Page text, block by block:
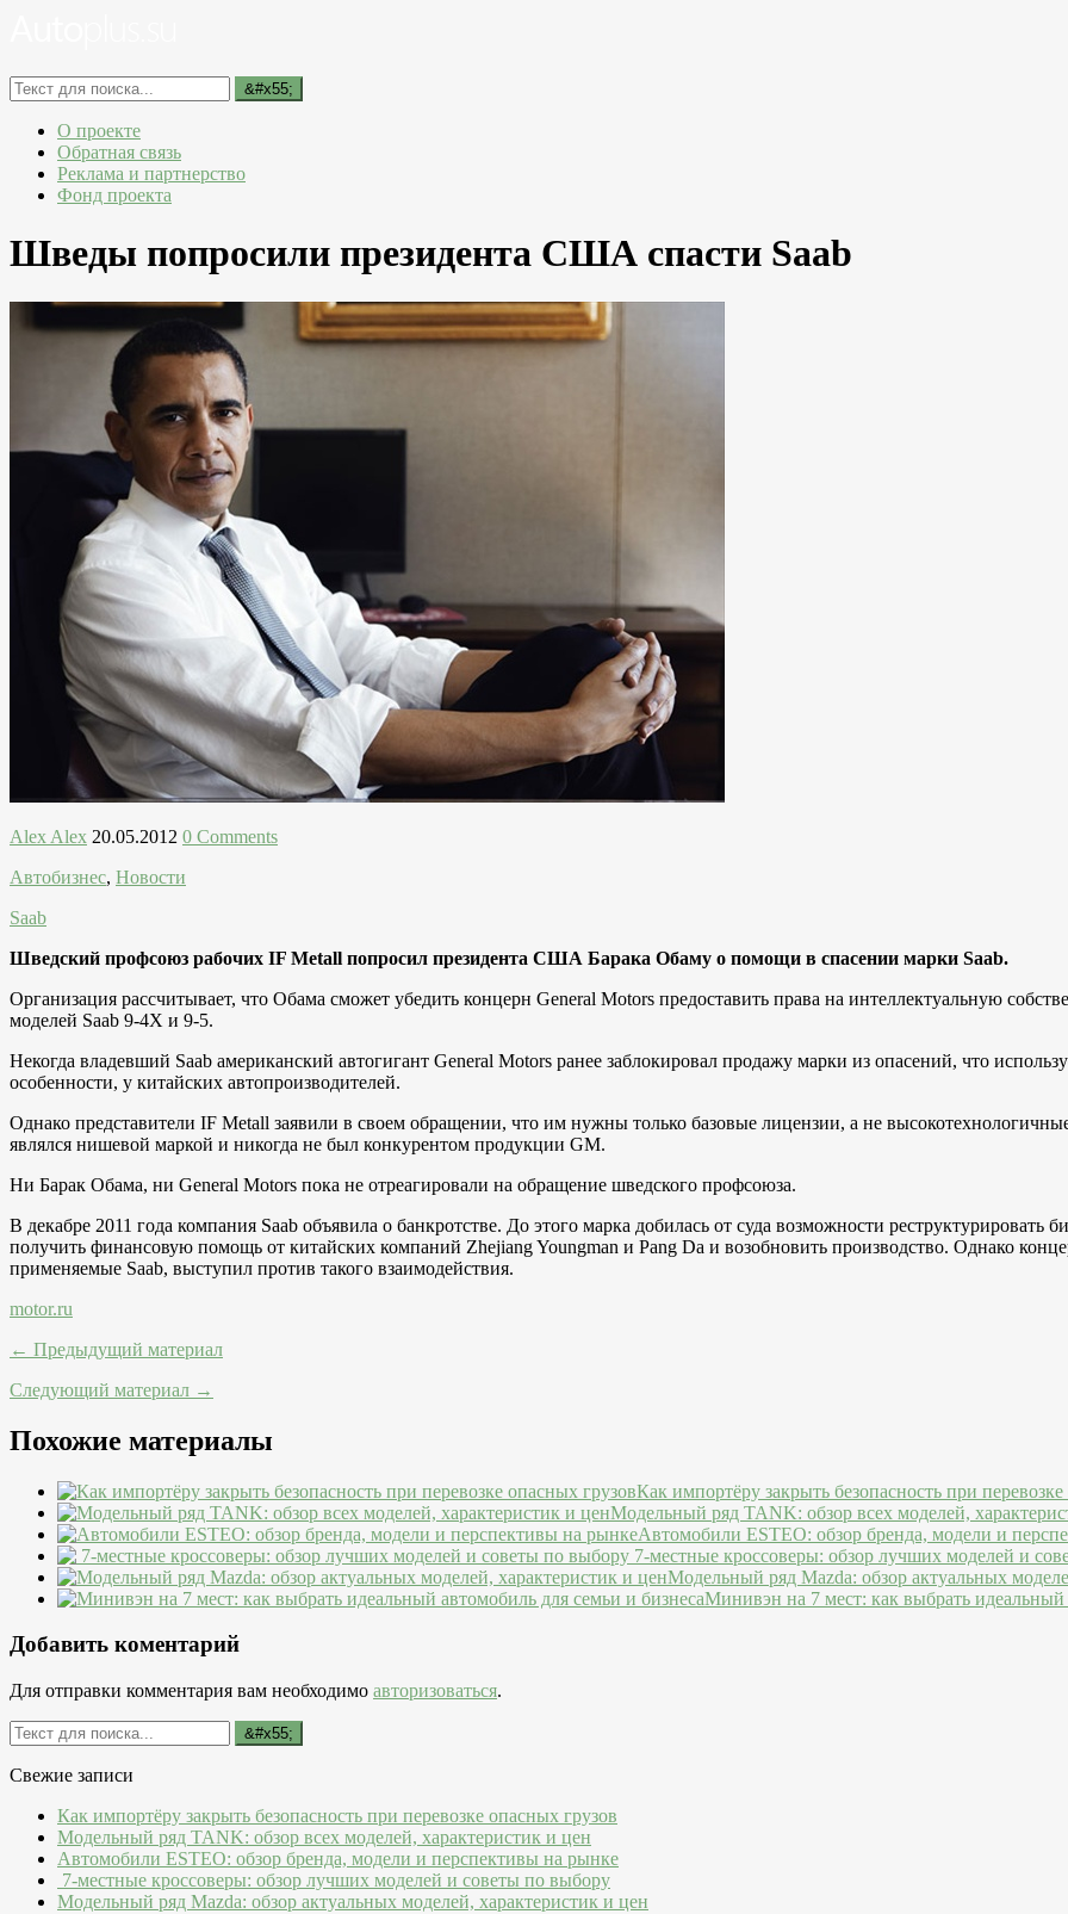
О проекте
Обратная связь
Реклама и партнерство
Фонд проекта
Шведы попросили президента США спасти Saab
Alex Alex 20.05.2012 0 Comments
Автобизнес, Новости
Saab
Шведский профсоюз рабочих IF Metall попросил президента США Барака Обаму о помощи в спасении марки Saab.
Организация рассчитывает, что Обама сможет убедить концерн General Motors предоставить права на интеллектуальную
моделей Saab 9-4X и 9-5.
Некогда владевший Saab американский автогигант General Motors ранее заблокировал продажу марки из опасений, что
особенности, у китайских автопроизводителей.
Однако представители IF Metall заявили в своем обращении, что им нужны только базовые лицензии, а не
являлся нишевой маркой и никогда не был конкурентом продукции GM.
Ни Барак Обама, ни General Motors пока не отреагировали на обращение шведского профсоюза.
В декабре 2011 года компания Saab объявила о банкротстве. До этого марка добилась от суда возможности реструктурировать
получить финансовую помощь от китайских компаний Zhejiang Youngman и Pang Da и возобновить производство. Однако
применяемые Saab, выступил против такого взаимодействия.
motor.ru
← Предыдущий материал
Следующий материал →
Похожие материалы
Как импортёру закрыть безопасность при
Модельный ряд TANK: обзор всех моделей,
Автомобили ESTEO: обзор бренда, модели и
7-местные кроссоверы: обзор лучших моделей и
Модельный ряд Mazda: обзор актуальных
Минивэн на 7 мест: как выбрать идеальный
Добавить коментарий
Для отправки комментария вам необходимо авторизоваться.
Свежие записи
Как импортёру закрыть безопасность при перевозке опасных грузов
Модельный ряд TANK: обзор всех моделей, характеристик и цен
Автомобили ESTEO: обзор бренда, модели и перспективы на рынке
7-местные кроссоверы: обзор лучших моделей и советы по выбору
Модельный ряд Mazda: обзор актуальных моделей, характеристик и цен